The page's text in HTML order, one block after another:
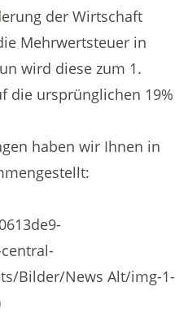
der Wirtschaft
Mehrwertsteuer in
wird diese zum 1.
die ursprünglichen 19%
haben wir Ihnen in
Bilder/News Alt/img-1-